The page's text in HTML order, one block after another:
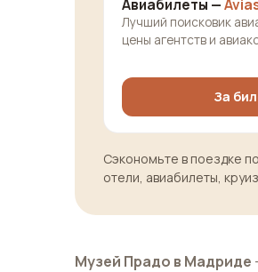
Авиабилеты —
Лучший поисковик
цены агентств и
За
Сэкономьте в поездке
отели, авиабилеты,
Музей Прадо в Мадриде